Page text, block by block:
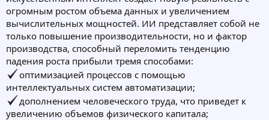
огромным ростом объема данных и увеличением
вычислительных мощностей. ИИ представляет собой не
только повышение производительности, но и фактор
производства, способный переломить тенденцию
падения роста прибыли тремя способами:
оптимизацией процессов с помощью
интеллектуальных систем автоматизации;
дополнением человеческого труда, что приведет к
увеличению объемов физического капитала;